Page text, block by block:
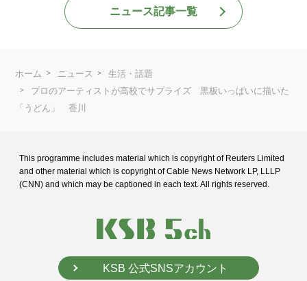
ニュース記事一覧
ホーム ニュース
生活・話題
プロのアーティストが高校でサプライズ 黒板いっぱいに描いた
「うどん」 香川
This programme includes material which is copyright of Reuters Limited
and other material which is copyright of Cable News Network LP, LLLP
(CNN) and which may be captioned in each text. All rights reserved.
KSB 公式SNSアカウント